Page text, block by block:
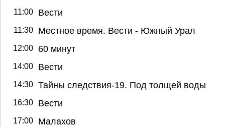
11:00 Вести
11:30 Местное время. Вести - Южный Урал
12:00 60 минут
14:00 Вести
14:30 Тайны следствия-19. Под толщей воды
16:30 Вести
17:00 Малахов